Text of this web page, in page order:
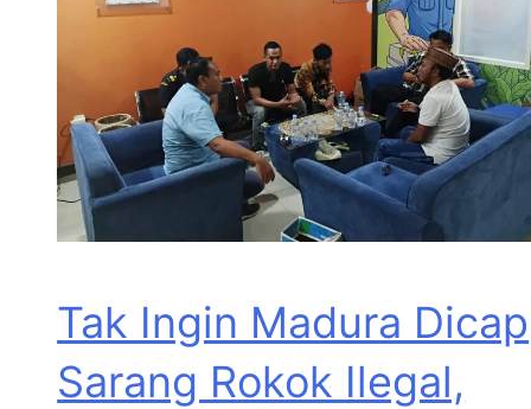
Tak Ingin Madura Dicap
Sarang Rokok Ilegal,